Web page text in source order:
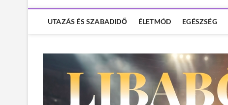
n
UTAZÁS ÉS SZABADIDŐ ÉLETMÓD EGÉSZSÉG